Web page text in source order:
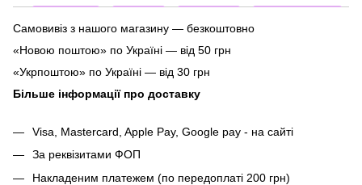
Самовивіз з нашого магазину — безкоштовно
«Новою поштою» по Україні — від 50 грн
«Укрпоштою» по Україні — від 30 грн
Більше інформації про доставку
Visa, Mastercard, Apple Pay, Google pay - на сайті
За реквізитами ФОП
Накладеним платежем (по передоплаті 200 грн)